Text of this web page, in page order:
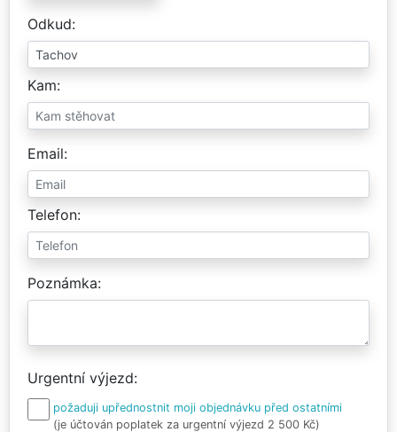
Odkud
Kam
Email
Telefon
Poznámka
Urgentní výjezd
požaduji upřednostnit moji objednávku před ostatními
(je účtován poplatek za urgentní výjezd 2 500 Kč)